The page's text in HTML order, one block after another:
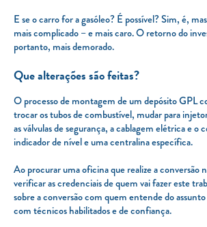
E se o carro for a gasóleo? É possível? Sim, é,
mais complicado – e mais caro. O retorno do
portanto, mais demorado.
Que alterações são feitas?
O processo de montagem de um depósito GPL
trocar os tubos de combustível, mudar para
as válvulas de segurança, a cablagem elétrica e o
indicador de nível e uma centralina específica.
Ao procurar uma oficina que realize a conversão
verificar as credenciais de quem vai fazer este
sobre a conversão com quem entende do
com técnicos habilitados e de confiança.